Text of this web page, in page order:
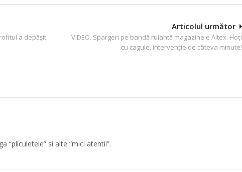
Articolul următor
VIDEO. Spargeri pe bandă rulantă magazinele Altex. Hoţi
cu cagule, intervenţie de câteva minute!
a depășit
“pliculetele” si alte “mici atentii”.